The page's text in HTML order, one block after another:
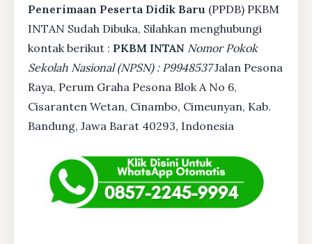
Penerimaan Peserta Didik Baru (PPDB) PKBM
INTAN Sudah Dibuka, Silahkan menghubungi
kontak berikut : PKBM INTAN Nomor Pokok
Sekolah Nasional (NPSN) : P9948537Jalan Pesona
Raya, Perum Graha Pesona Blok A No 6,
Cisaranten Wetan, Cinambo, Cimeunyan, Kab.
Bandung, Jawa Barat 40293, Indonesia